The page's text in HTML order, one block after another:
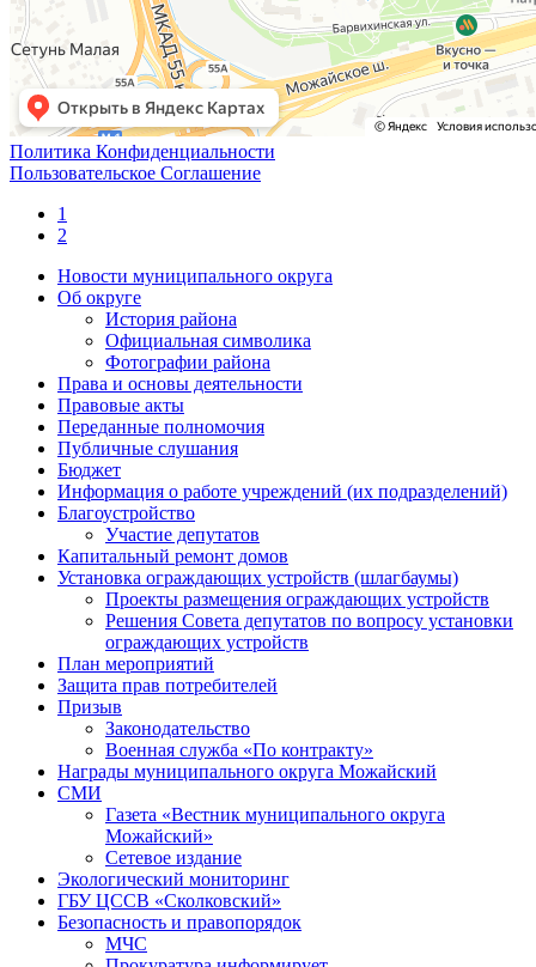
Политика Конфиденциальности
Пользовательское Соглашение
1
2
Новости муниципального округа
Об округе
История района
Официальная символика
Фотографии района
Права и основы деятельности
Правовые акты
Переданные полномочия
Публичные слушания
Бюджет
Информация о работе учреждений (их подразделений)
Благоустройство
Участие депутатов
Капитальный ремонт домов
Установка ограждающих устройств (шлагбаумы)
Проекты размещения ограждающих устройств
Решения Совета депутатов по вопросу установки
ограждающих устройств
План мероприятий
Защита прав потребителей
Призыв
Законодательство
Военная служба «По контракту»
Награды муниципального округа Можайский
СМИ
Газета «Вестник муниципального округа
Можайский»
Сетевое издание
Экологический мониторинг
ГБУ ЦССВ «Сколковский»
Безопасность и правопорядок
МЧС